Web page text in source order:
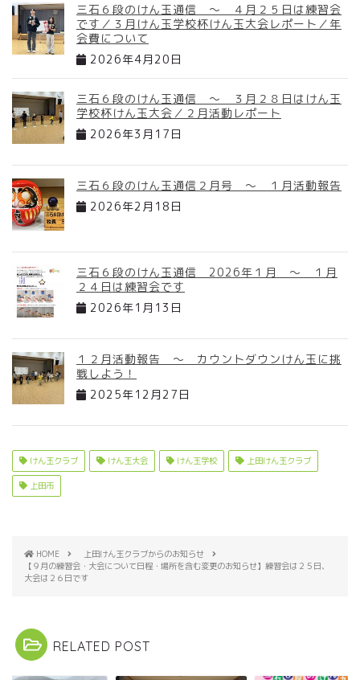
三石６段のけん玉通信 ～ ４月２５日は練習会
です／３月けん玉学校杯けん玉大会レポート／年
会費について
2026年4月20日
三石６段のけん玉通信 ～ ３月２８日はけん玉
学校杯けん玉大会／２月活動レポート
2026年3月17日
三石６段のけん玉通信２月号 ～ １月活動報告
2026年2月18日
三石６段のけん玉通信 2026年１月 ～ １月
２４日は練習会です
2026年1月13日
１２月活動報告 ～ カウントダウンけん玉に挑
戦しよう！
2025年12月27日
けん玉クラブ けん玉大会 けん玉学校 上田けん玉クラブ
上田市
HOME
上田けん玉クラブからのお知らせ
【９月の練習会・大会について日程・場所を含む変更のお知らせ】練習会は２５日、
大会は２６日です
RELATED POST